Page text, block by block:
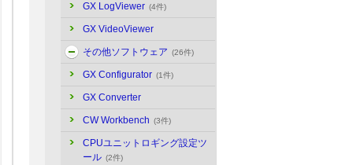
GX LogViewer (4件)
GX VideoViewer
その他ソフトウェア (26件)
GX Configurator (1件)
GX Converter
CW Workbench (3件)
CPUユニットロギング設定ツ
ール (2件)